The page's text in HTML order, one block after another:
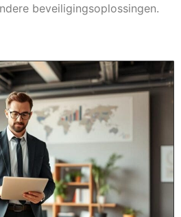
beveiligingsoplossingen.